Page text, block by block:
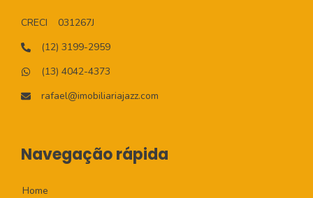
CRECI
031267J
(12) 3199-2959
(13) 4042-4373
rafael@imobiliariajazz.com
Navegação rápida
Home